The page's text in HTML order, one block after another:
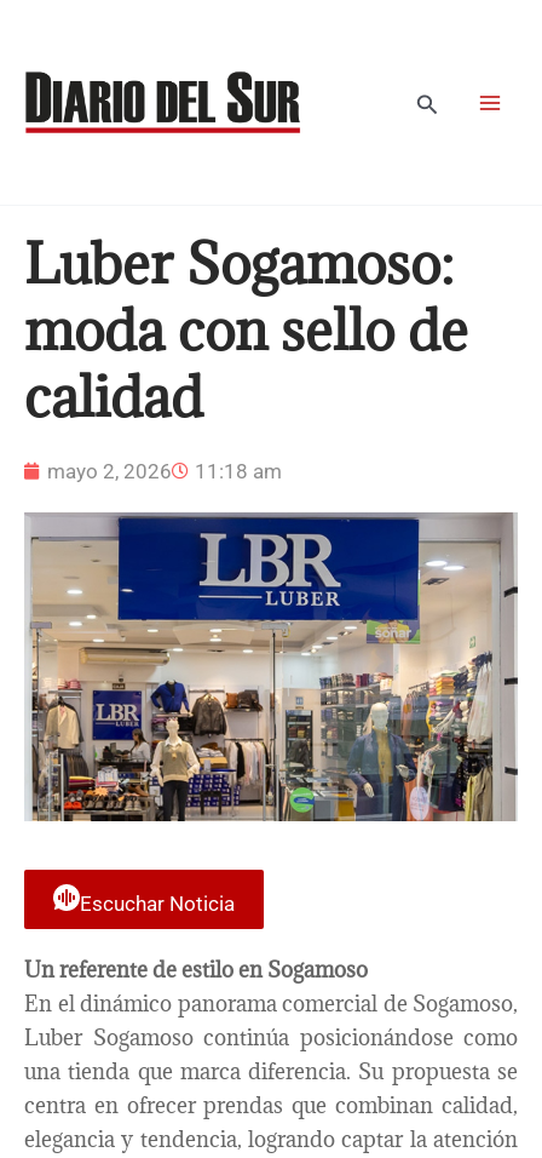
contenido
Buscar
Luber Sogamoso:
moda con sello de
calidad
mayo 2, 2026 11:18 am
Escuchar Noticia
Un referente de estilo en Sogamoso
En el dinámico panorama comercial de Sogamoso,
Luber Sogamoso continúa posicionándose como
una tienda que marca diferencia. Su propuesta se
centra en ofrecer prendas que combinan calidad,
elegancia y tendencia, logrando captar la atención